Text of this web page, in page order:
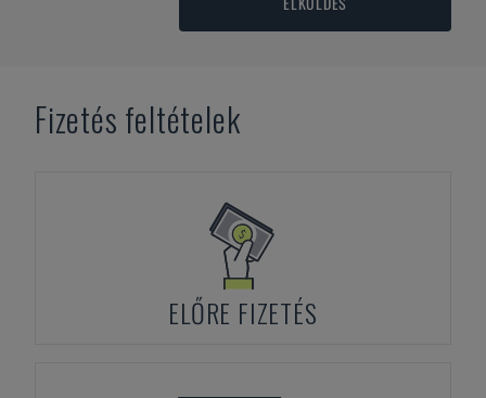
Fizetés feltételek
ELŐRE FIZETÉS